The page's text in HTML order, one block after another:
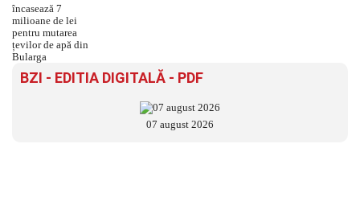
BZI - EDITIA DIGITALĂ - PDF
07 august 2026